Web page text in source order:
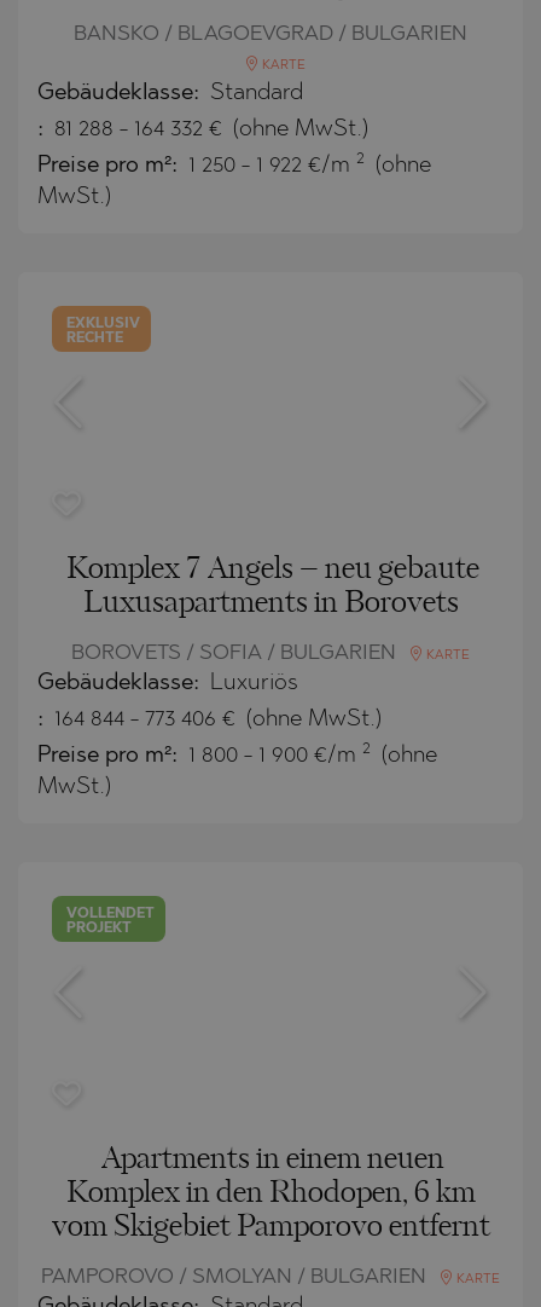
BANSKO / BLAGOEVGRAD / BULGARIEN
KARTE
Gebäudeklasse: Standard
: 81 288 - 164 332 € (ohne MwSt.)
Preise pro m²: 1 250 - 1 922 €/m 2
(ohne
MwSt.)
EXKLUSIV
RECHTE
Komplex 7 Angels – neu gebaute
Luxusapartments in Borovets
BOROVETS / SOFIA / BULGARIEN KARTE
Gebäudeklasse: Luxuriös
: 164 844 - 773 406 € (ohne MwSt.)
Preise pro m²: 1 800 - 1 900 €/m 2
(ohne
MwSt.)
VOLLENDET
PROJEKT
Apartments in einem neuen
Komplex in den Rhodopen, 6 km
vom Skigebiet Pamporovo entfernt
PAMPOROVO / SMOLYAN / BULGARIEN KARTE